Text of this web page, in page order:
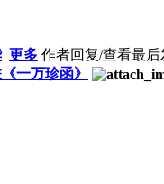
更多 作者回复/查看最后
一万珍函》